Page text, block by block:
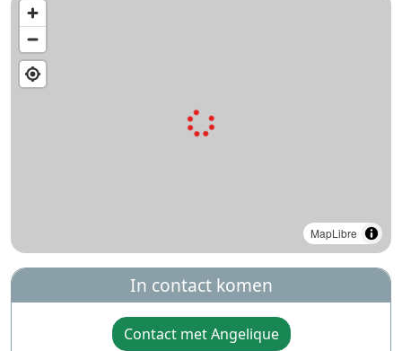
MapLibre
In contact komen
Contact met Angelique